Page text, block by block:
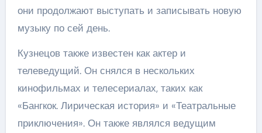
они продолжают выступать и записывать новую
музыку по сей день.
Кузнецов также известен как актер и
телеведущий. Он снялся в нескольких
кинофильмах и телесериалах, таких как
«Бангкок. Лирическая история» и «Театральные
приключения». Он также являлся ведущим